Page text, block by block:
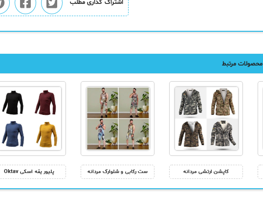
اشتراک گذاری مطلب
محصولات مرتبط
پلیور یقه اسکی Oktav ست رکابی و شلوارک مردانه کاپشن ارتشی مردانه